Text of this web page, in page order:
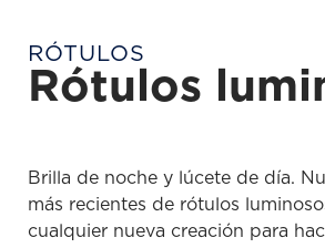
RÓTULOS
Rótulos
Brilla de noche y lúcete de día.
más recientes de rótulos
cualquier nueva creación para